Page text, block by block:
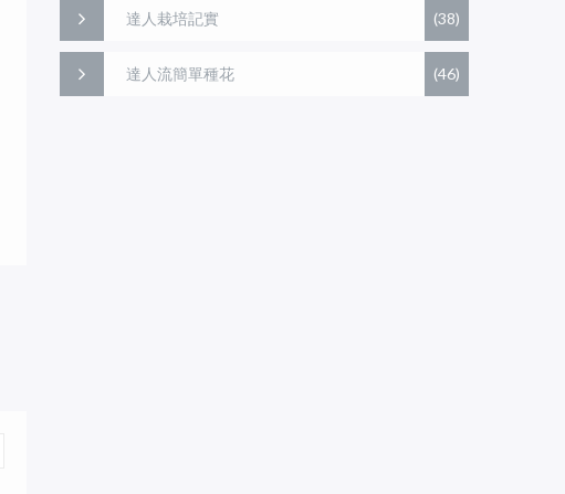
達人栽培記實 (38)
達人流簡單種花 (46)